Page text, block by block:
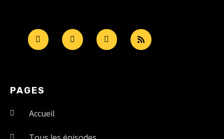
PAGES
Accueil